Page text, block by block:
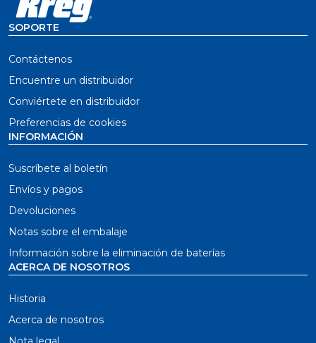
SOPORTE
Contáctenos
Encuentre un distribuidor
Conviértete en distribuidor
Preferencias de cookies
INFORMACIÓN
Suscríbete al boletín
Envíos y pagos
Devoluciones
Notas sobre el embalaje
Información sobre la eliminación de baterías
ACERCA DE NOSOTROS
Historia
Acerca de nosotros